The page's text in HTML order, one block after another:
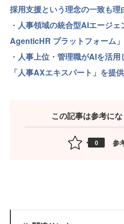
採用支援という理念の一致も
・ 人事領域の統合型AIエージ
AgenticHR プラットフォーム
・ 人事上位・管理職がAIを活
「人事AXエキスパート」を
この記事は参考に
0 参